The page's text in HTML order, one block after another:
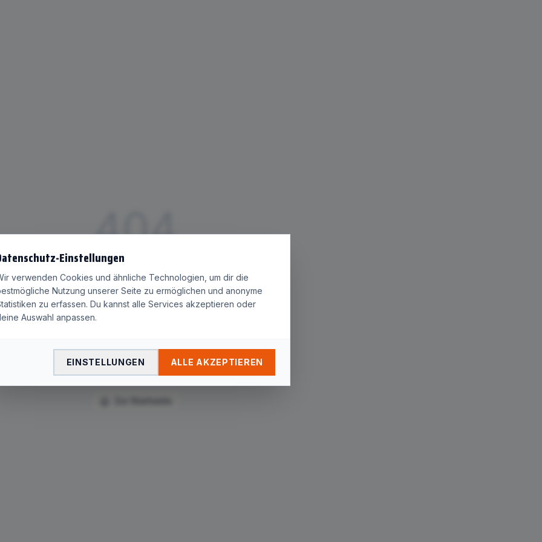
404
Seite nicht gefunden
Die Seite "vodafone/ueber-8-gbits-surfgeschwindigkeit-
vodafone-zeigt-das-potenzial/
weitergeleitet.
Einstellungen
verwenden Cookies und ähnliche Technologien, um dir die
Nutzung unserer Seite zu ermöglichen und anonyme
zu erfassen. Du kannst alle Services akzeptieren oder
Auswahl anpassen.
EINSTELLUNGEN ALLE AKZEPTIEREN